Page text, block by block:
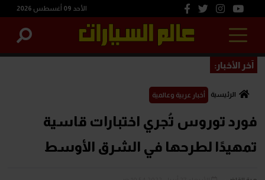
الأحد 09 أغسطس 2026
آخر الأخبار:
الرئيسية أخبار عربية وعالمية
فورد توروس تُجري اختبارات قاسية
تمهيدًا لطرحها في الشرق الأوسط